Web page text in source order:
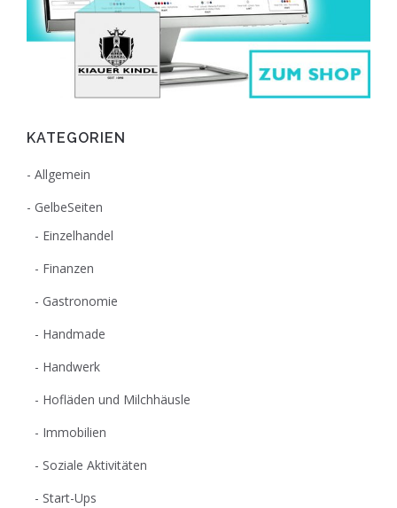
KATEGORIEN
Allgemein
GelbeSeiten
Einzelhandel
Finanzen
Gastronomie
Handmade
Handwerk
Hofläden und Milchhäusle
Immobilien
Soziale Aktivitäten
Start-Ups